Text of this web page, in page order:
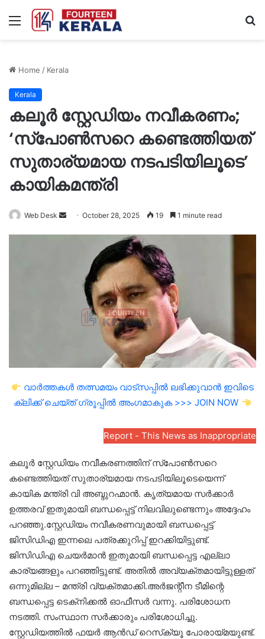
Menu
Home / Kerala
Kerala
കലൂര്‍ സ്റ്റേഡിയം നവീകരണം;
‘സ്‌പോണ്‍സറെ കണ്ടെത്തിയത്
സുതാര്യമായ നടപടിയിലൂടെ’
കായികമന്ത്രി
Web Desk
SendOctober 28, 2025 19 1 minute read
വാർത്തകൾ തത്സമയം വാട്സപ്പിൽ ലഭിക്കുവാൻ ഇവിടെ
ക്ലിക്ക് ചെയ്ത് ഗ്രൂപ്പിൽ അംഗമാകുക >>> JOIN NOW
Report - This News as Inappropriate
കലൂര്‍ സ്റ്റേഡിയം നവീകരണത്തിന് സ്‌പോണ്‍സറെ
കണ്ടെത്തിയത് സുതാര്യമായ നടപടിയിലൂടെയെന്ന്
കായിക മന്ത്രി വി അബ്ദുറഹ്മാന്‍. കൃത്യമായ സര്‍ക്കാര്‍
ഉത്തരവ് ഇതുമായി ബന്ധപ്പെട്ട് നിലവിലുണ്ടെന്നും അദ്ദേഹം
പറഞ്ഞു.സ്റ്റേഡിയം നവീകരണവുമായി ബന്ധപ്പെട്ട്
ജിസിഡിഎ ഇന്നലെ പത്രക്കുറിപ്പ് ഇറക്കിയിട്ടുണ്ട്.
ജിസിഡിഎ ചെയര്‍മാന്‍ ഇതുമായി ബന്ധപ്പെട്ട എല്ലാ
കാര്യങ്ങളും പറഞ്ഞിട്ടുണ്ട്. അതില്‍ അവ്യക്തമായിട്ടുള്ളത്
ഒന്നുമില്ല – മന്ത്രി വ്യക്തമാക്കി.അര്‍ജന്റീന ടീമിന്റെ
ബന്ധപ്പെട്ട ടെക്‌നിക്കല്‍ ഓഫീസര്‍ വന്നു. പരിശോധന
നടത്തി. സംസ്ഥാന സര്‍ക്കാരും പരിശോധിച്ചു.
സ്റ്റേഡിയത്തില്‍ ഫയര്‍ ആന്‍ഡ് റെസ്‌ക്യൂ പോരായ്മയുണ്ട്.